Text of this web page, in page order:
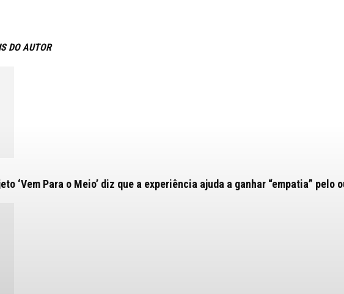
DO AUTOR
‘Vem Para o Meio’ diz que a experiência ajuda a ganhar “empatia” pelo